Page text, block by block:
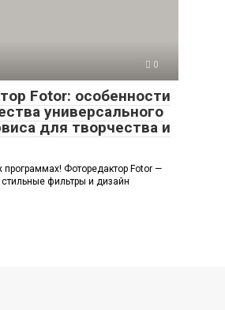
0
Fotor: особенности
универсального
для творчества и
Фоторедактор Fotor —
стильные фильтры и дизайн